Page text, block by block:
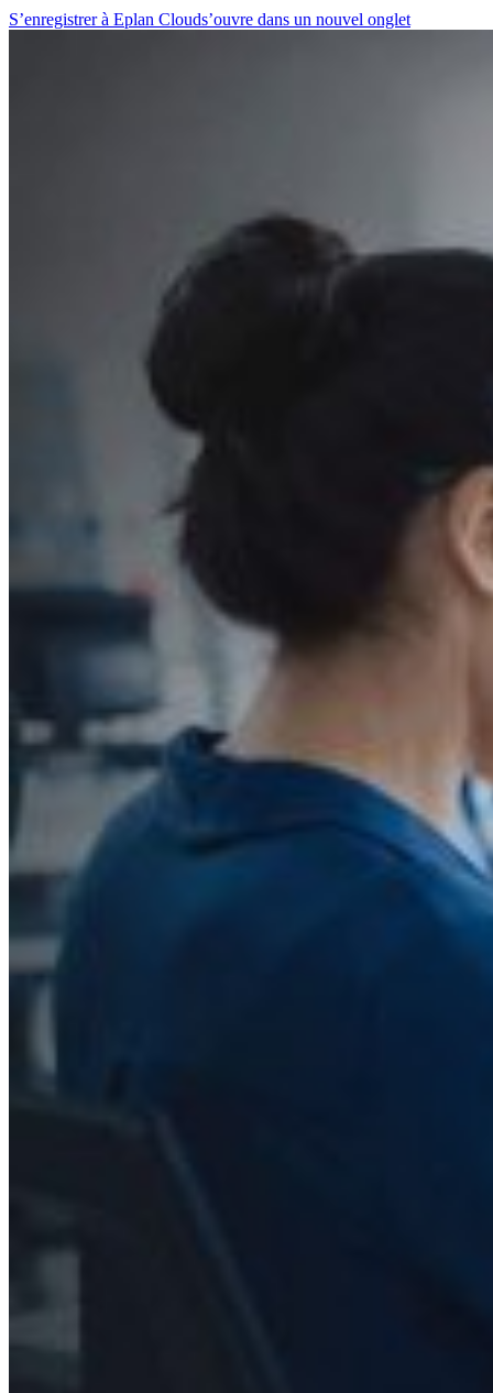
S’enregistrer à Eplan Clouds’ouvre dans un nouvel onglet